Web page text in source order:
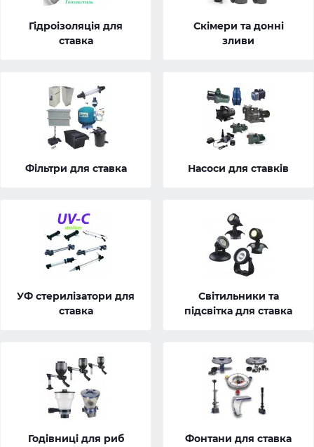
Гідроізоляція для
ставка
Скімери та донні
зливи
Фільтри для ставка Насоси для ставків
УФ стерилізатори для
ставка
Світильники та
підсвітка для ставка
Годівниці для риб Фонтани для ставка